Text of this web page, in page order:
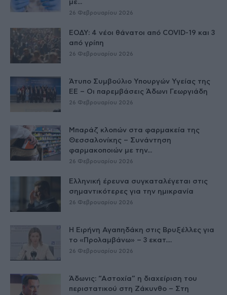
με...
26 Φεβρουαρίου 2026
ΕΟΔΥ: 4 νέοι θάνατοι από COVID-19 και 3
από γρίπη
26 Φεβρουαρίου 2026
Άτυπο Συμβούλιο Υπουργών Υγείας της
ΕE – Οι παρεμβάσεις Άδωνι Γεωργιάδη
26 Φεβρουαρίου 2026
Μπαράζ κλοπών στα φαρμακεία της
Θεσσαλονίκης – Συνάντηση
φαρμακοποιών με την...
26 Φεβρουαρίου 2026
Ελληνική έρευνα συγκαταλέγεται στις
σημαντικότερες για την ημικρανία
26 Φεβρουαρίου 2026
Η Ειρήνη Αγαπηδάκη στις Βρυξέλλες για
το «Προλαμβάνω» – 3 εκατ....
26 Φεβρουαρίου 2026
Άδωνις: “Αστοχία” η διαχείριση του
περιστατικού στη Ζάκυνθο – Στη